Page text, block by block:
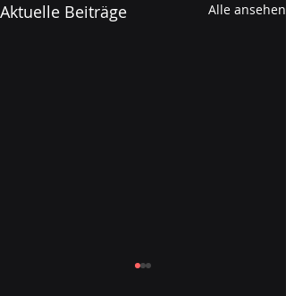
Aktuelle Beiträge Alle ansehen